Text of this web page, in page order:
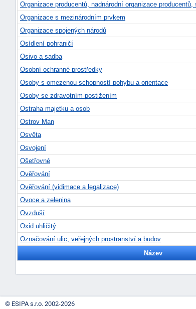
Organizace producentů, nadnárodní organizace
Organizace s mezinárodním prvkem
Organizace spojených národů
Osídlení pohraničí
Osivo a sadba
Osobní ochranné prostředky
Osoby s omezenou schopností pohybu a orientace
Osoby se zdravotním postižením
Ostraha majetku a osob
Ostrov Man
Osvěta
Osvojení
Ošetřovné
Ověřování
Ověřování (vidimace a legalizace)
Ovoce a zelenina
Ovzduší
Oxid uhličitý
Označování ulic, veřejných prostranství a budov
Název
© ESIPA s.r.o. 2002-2026